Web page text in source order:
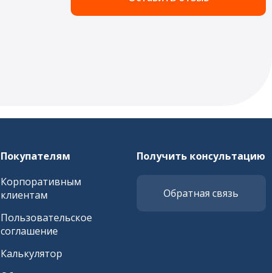
Покупателям
Корпоративным
клиентам
Пользовательское
соглашение
Калькулятор
Получить консультацию
Обратная связь